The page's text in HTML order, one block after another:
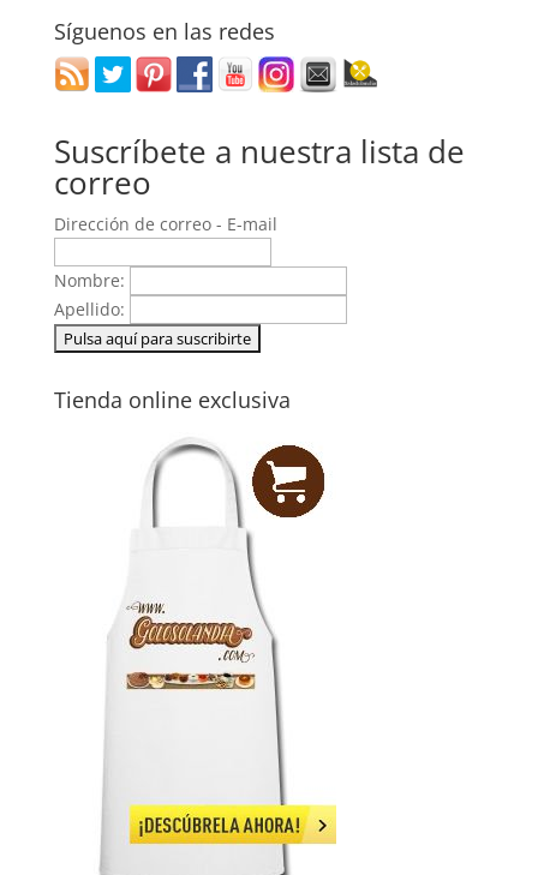
Síguenos en las redes
Suscríbete a nuestra lista de
correo
Dirección de correo - E-mail
Nombre:
Apellido:
Tienda online exclusiva